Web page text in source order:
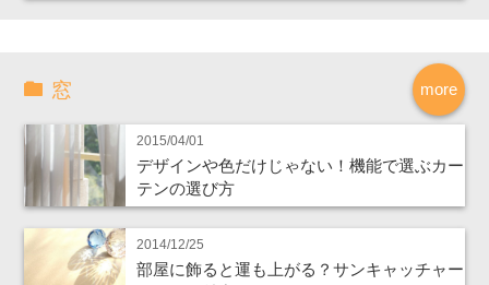
more
窓
2015/04/01
デザインや色だけじゃない！機能で選ぶカー
テンの選び方
2014/12/25
部屋に飾ると運も上がる？サンキャッチャー